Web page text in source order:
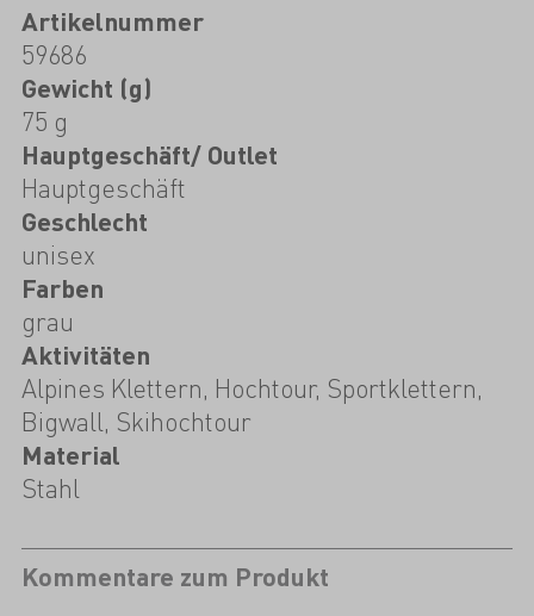
Artikelnummer
59686
Gewicht (g)
75 g
Hauptgeschäft/ Outlet
Hauptgeschäft
Geschlecht
unisex
Farben
grau
Aktivitäten
Alpines Klettern, Hochtour, Sportklettern,
Bigwall, Skihochtour
Material
Stahl
Kommentare zum Produkt